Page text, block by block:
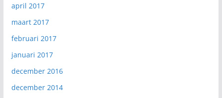
april 2017
maart 2017
februari 2017
januari 2017
december 2016
december 2014